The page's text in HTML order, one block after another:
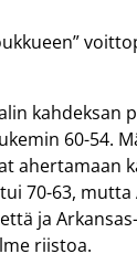
60-54.
ahertamaan
70-63,
ja
riistoa.